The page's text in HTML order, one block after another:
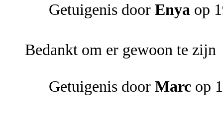
Getuigenis door Enya op
Bedankt om er gewoon te zijn
Getuigenis door Marc op